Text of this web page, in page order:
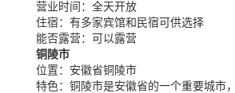
营业时间： 全天开放
住宿： 有多家宾馆和民宿可供选择
能否露营： 可以露营
铜陵市
位置： 安徽省铜陵市
特色： 铜陵市是安徽省的一个重要城市